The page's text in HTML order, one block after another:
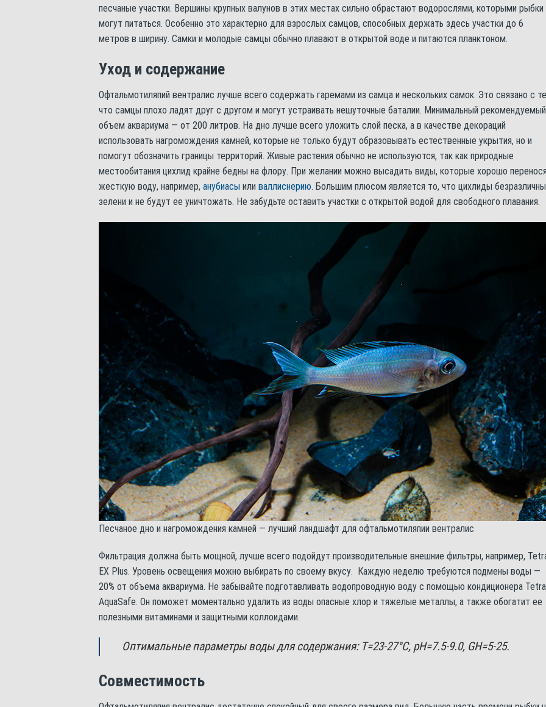
песчаные участки. Вершины крупных валунов в этих местах сильно обрастают водорослями, которыми рыбки
могут питаться. Особенно это характерно для взрослых самцов, способных держать здесь участки до 6
метров в ширину. Самки и молодые самцы обычно плавают в открытой воде и питаются планктоном.
Уход и содержание
Офтальмотиляпий вентралис лучше всего содержать гаремами из самца и нескольких самок. Это связано с
что самцы плохо ладят друг с другом и могут устраивать нешуточные баталии. Минимальный рекомендуемый
объем аквариума — от 200 литров. На дно лучше всего уложить слой песка, а в качестве декораций
использовать нагромождения камней, которые не только будут образовывать естественные укрытия, но и
помогут обозначить границы территорий. Живые растения обычно не используются, так как природные
местообитания цихлид крайне бедны на флору. При желании можно высадить виды, которые хорошо
жесткую воду, например, анубиасы или валлиснерию. Большим плюсом является то, что цихлиды
зелени и не будут ее уничтожать. Не забудьте оставить участки с открытой водой для свободного плавания.
Песчаное дно и нагромождения камней — лучший ландшафт для офтальмотиляпии вентралис
Фильтрация должна быть мощной, лучше всего подойдут производительные внешние фильтры, например,
EX Plus. Уровень освещения можно выбирать по своему вкусу. Каждую неделю требуются подмены воды —
20% от объема аквариума. Не забывайте подготавливать водопроводную воду с помощью кондиционера Tetra
AquaSafe. Он поможет моментально удалить из воды опасные хлор и тяжелые металлы, а также обогатит ее
полезными витаминами и защитными коллоидами.
Оптимальные параметры воды для содержания: Т=23-27°С, pH=7.5-9.0, GH=5-25.
Совместимость